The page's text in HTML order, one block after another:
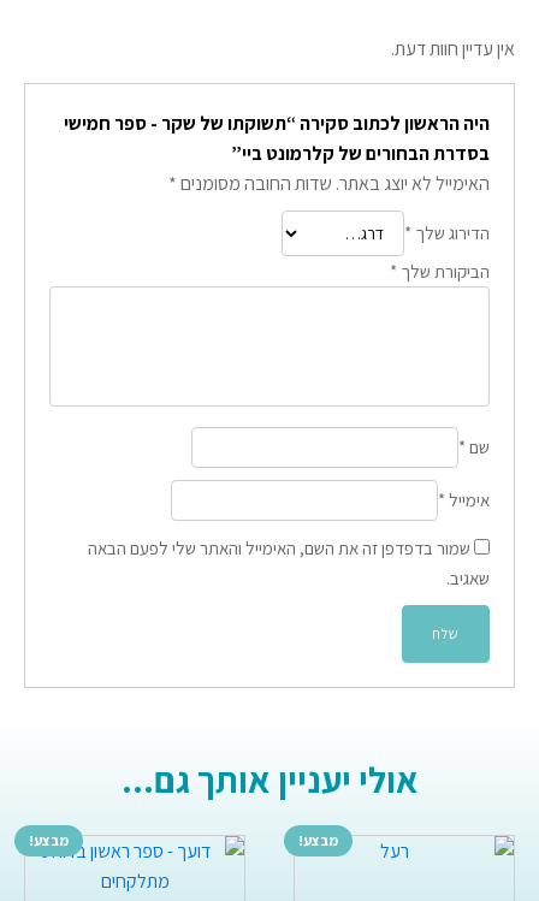
אין עדיין חוות דעת.
היה הראשון לכתוב סקירה “תשוקתו של שקר - ספר חמישי
בסדרת הבחורים של קלרמונט ביי”
האימייל לא יוצג באתר. שדות החובה מסומנים*
הדירוג שלך *
הביקורת שלך *
שם *
אימייל *
שמור בדפדפן זה את השם, האימייל והאתר שלי לפעם הבאה
שאגיב.
אולי יעניין אותך גם...
מבצע! מבצע!